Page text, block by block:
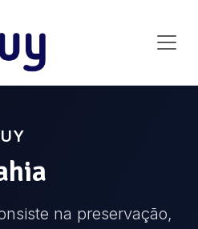
na preservação,